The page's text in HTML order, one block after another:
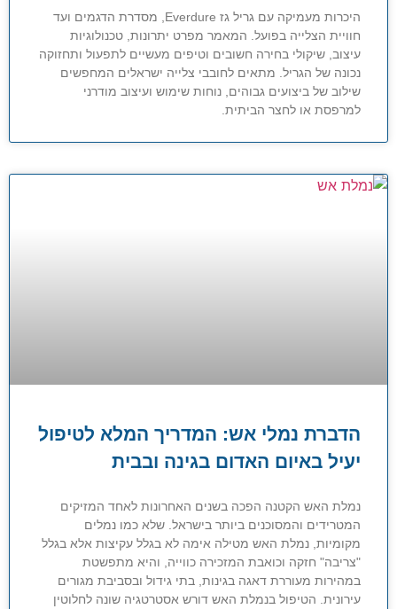
היכרות מעמיקה עם גריל גז Everdure, מסדרת הדגמים ועד
חוויית הצלייה בפועל. המאמר מפרט יתרונות, טכנולוגיות
עיצוב, שיקולי בחירה חשובים וטיפים מעשיים לתפעול ותחזוקה
נכונה של הגריל. מתאים לחובבי צלייה ישראלים המחפשים
שילוב של ביצועים גבוהים, נוחות שימוש ועיצוב מודרני
למרפסת או לחצר הביתית.
הדברת נמלי אש: המדריך המלא לטיפול
יעיל באיום האדום בגינה ובבית
נמלת האש הקטנה הפכה בשנים האחרונות לאחד המזיקים
המטרידים והמסוכנים ביותר בישראל. שלא כמו נמלים
מקומיות, נמלת האש מטילה אימה לא בגלל עקיצות אלא בגלל
"צריבה" חזקה וכואבת המזכירה כווייה, והיא מתפשטת
במהירות מעוררת דאגה בגינות, בתי גידול ובסביבת מגורים
עירונית. הטיפול בנמלת האש דורש אסטרטגיה שונה לחלוטין